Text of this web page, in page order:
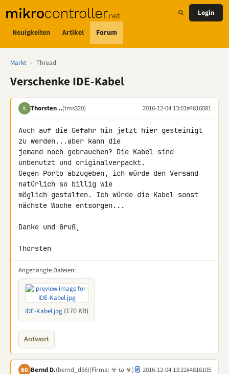
Neuigkeiten Artikel Forum
Login
Markt › Thread
Verschenke IDE-Kabel
T. Thorsten ..(tms320) 2016-12-04 13:01#4816081
Auch auf die Gefahr hin jetzt hier gesteinigt
zu werden...aber kann die
jemand noch gebrauchen? Die Kabel sind
unbenutzt und originalverpackt.
Gegen Porto abzugeben, ich würde den Versand
natürlich so billig wie
möglich gestalten. Ich würde die Kabel sonst
nächste Woche entsorgen...
Danke und Gruß,
Thorsten
Angehängte Dateien:
IDE-Kabel.jpg (170 KB)
Antwort
BD Bernd D.(bernd_d56)(Firma: ☣ ⍵ ☣) 2016-12-04 13:22#4816105